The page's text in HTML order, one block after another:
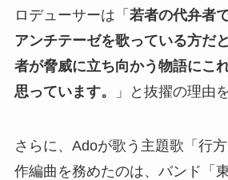
ロデューサーは「 若者の代弁者
アンチテーゼを歌っている方だ
者が脅威に立ち向かう物語にこ
思っています。
」と抜擢の理由
さらに、Adoが歌う主題歌「行
作編曲を務めたのは、バンド「